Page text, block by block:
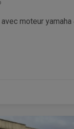
moteur